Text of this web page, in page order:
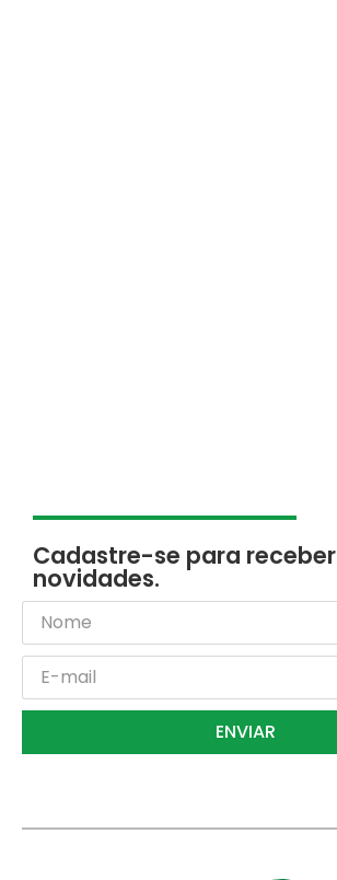
Cadastre-se para receber
novidades.
ENVIAR